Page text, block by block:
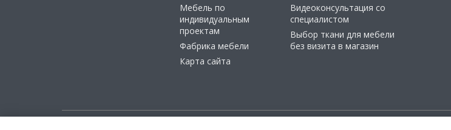
Мебель по
индивидуальным
проектам
Фабрика мебели
Карта сайта
Видеоконсультация со
специалистом
Выбор ткани для мебели
без визита в магазин